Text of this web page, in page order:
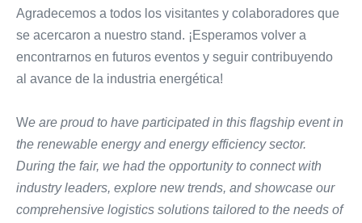
Agradecemos a todos los visitantes y colaboradores que
se acercaron a nuestro stand. ¡Esperamos volver a
encontrarnos en futuros eventos y seguir contribuyendo
al avance de la industria energética!
We are proud to have participated in this flagship event in
the renewable energy and energy efficiency sector.
During the fair, we had the opportunity to connect with
industry leaders, explore new trends, and showcase our
comprehensive logistics solutions tailored to the needs of